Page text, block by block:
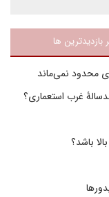
بازدیدترین ها
محدود نمی‌ماند
غرب استعماری؟
باشد؟